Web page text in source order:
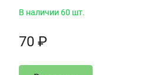
В наличии 60 шт.
70 ₽